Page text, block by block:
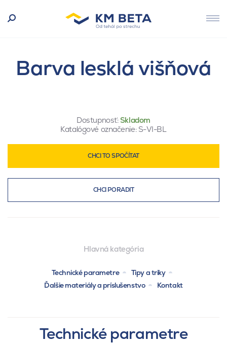
Barva lesklá višňová
Dostupnosť:Skladom
Katalógové označenie: S-VI-BL
CHCI TO SPOČÍTAT
CHCI PORADIT
Hlavná kategória
Technické parametre
Tipy a triky
Ďalšie materiály a príslušenstvo
Kontakt
Technické parametre